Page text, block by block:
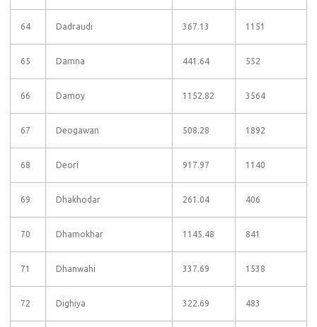
64 Dadraudi 367.13 1151
65 Damna 441.64 552
66 Damoy 1152.82 3564
67 Deogawan 508.28 1892
68 Deori 917.97 1140
69 Dhakhodar 261.04 406
70 Dhamokhar 1145.48 841
71 Dhanwahi 337.69 1538
72 Dighiya 322.69 483